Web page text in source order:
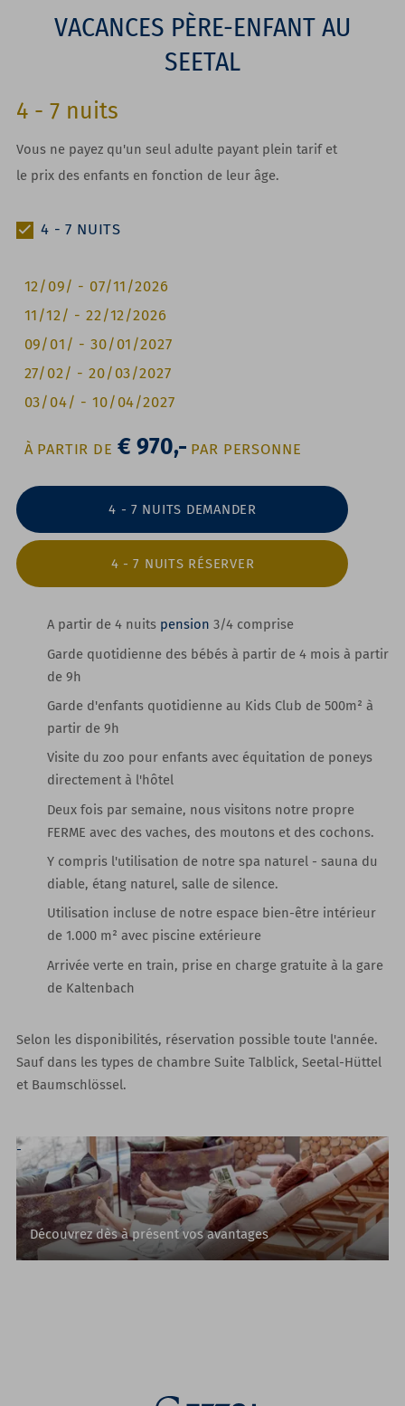
VACANCES PÈRE-ENFANT AU
SEETAL
4 -7 nuits
Vous ne payez qu'un seul adulte payant plein tarif et
le prix des enfants en fonction de leur âge.
4 -7 NUITS
12/09/ - 07/11/2026
11/12/ -22/12/2026
09/01/ -30/01/2027
27/02/ -20/03/2027
03/04/ -10/04/2027
À PARTIR DE € 970,- PAR PERSONNE
4 - 7 NUITS DEMANDER
4 - 7 NUITS RÉSERVER
A partir de 4 nuits pension 3/4 comprise
Garde quotidienne des bébés à partir de 4 moisà partir
de 9h
Garde d'enfants quotidienne au Kids Club de 500m² à
partir de 9h
Visite du zoo pour enfantsavec équitation de poneys
directement à l'hôtel
Deux fois par semaine, nous visitons notre propre
FERME avec des vaches, des moutons et des cochons.
Y compris l'utilisation de notre spa naturel- sauna du
diable, étang naturel, salle de silence.
Utilisation incluse de notre espace bien-être intérieur
de 1.000 m² avec piscine extérieure
Arrivée verte en train, prise en charge gratuite à la gare
de Kaltenbach
Selon les disponibilités, réservation possible toute l'année.
Sauf dans les types de chambre Suite Talblick, Seetal-Hüttel
et Baumschlössel.
Découvrez dès à présent vos avantages